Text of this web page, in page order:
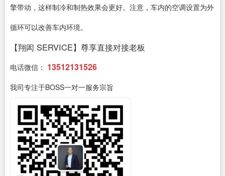
擎带动，这样制冷和制热效果会更好。注意，车内的空调设置为外
循环可以改善车内环境。
【翔闳 SERVICE】尊享直接对接老板
电话微信： 13512131526
我司专注于BOSS一对一服务宗旨